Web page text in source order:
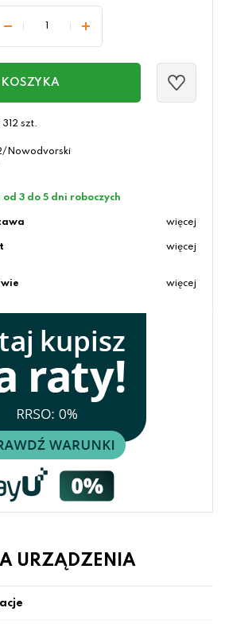
KOSZYKA
312 szt.
Nowodvorski
3 do 5 dni roboczych
więcej
więcej
więcej
URZĄDZENIA